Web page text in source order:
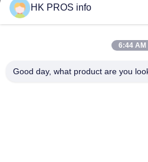
ที่อยู่
พัฒนาเศรษฐกิจยานเจา
อีเมล
info@chppros.com
HK PROS info
6:44 AM
Good day, what product are you